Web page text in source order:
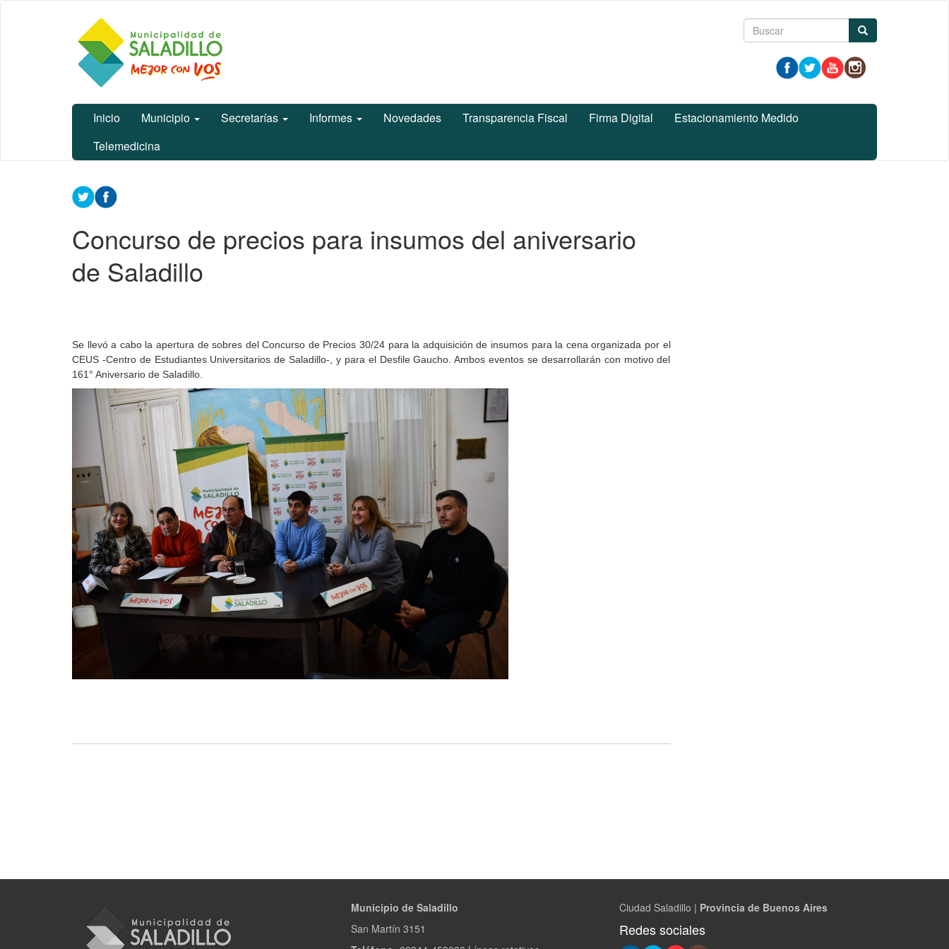
Municipalidad
de Saladillo
Formulario
búsqueda
Inicio Municipio Secretarías Informes Novedades Transparencia Fiscal Firma Digital
Estacionamiento Medido
Telemedicina
Contenido
principal
Concurso de precios para insumos del aniversario
de Saladillo
Se llevó a cabo la apertura de sobres del Concurso de Precios 30/24 para la adquisición de insumos para la cena organizada por el
CEUS -Centro de Estudiantes Universitarios de Saladillo-, y para el Desfile Gaucho. Ambos eventos se desarrollarán con motivo del
161° Aniversario de Saladillo.
Municipio de Saladillo
San Martín 3151
Ciudad Saladillo | Provincia de Buenos Aires
Redes sociales